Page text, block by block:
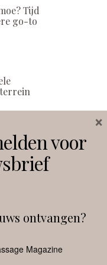
Tijd
go-to
on Instagram
voor
ontvangen?
Magazine
×